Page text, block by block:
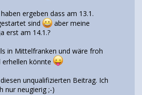
ergeben dass am 13.1.
sind
aber meine
erst am 14.1.?
in Mittelfranken und wäre froh
könnte
unqualifizierten Beitrag. Ich
nur neugierig ;-)